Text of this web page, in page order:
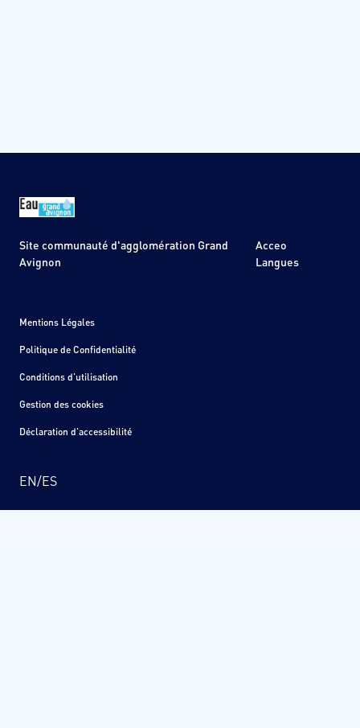
Site communauté d'agglomération Grand
Avignon
Acceo
Langues
EN/ES
Mentions Légales
Politique de Confidentialité
Conditions d'utilisation
Gestion des cookies
Déclaration d'accessibilité